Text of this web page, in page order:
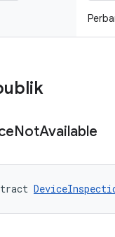
NotAvailable